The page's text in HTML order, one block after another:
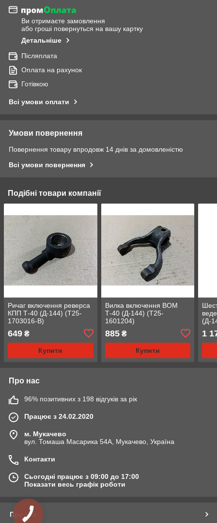
Ви отримаєте замовлення
або гроші повернуться на вашу картку
Детальніше
Післяплата
Оплата на рахунок
Готівкою
Всі умови оплати
Умови повернення
Повернення товару впродовж 14 днів за домовленістю
Всі умови повернення
Подібні товари компанії
Ричаг включення реверса
КПП Т-40 (Д-144) (Т25-
1703016-В)
649 ₴
Купити
Вилка включення ВОМ
Т-40 (Д-144) (Т25-
1601204)
885₴
Купити
(Д-
1
Про нас
96% позитивних з 198 відгуків за рік
Працює з 24.02.2020
м. Мукачево
вул. Томаша Масарика 54А, Мукачево, Україна
Контакти
Сьогодні працює з 09:00 до 17:00
Показати весь графік роботи
Про нас